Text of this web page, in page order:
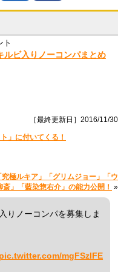
ト
ルビ入りノーコンパまとめ
［最終更新日］2016/11/30
」に付いてくる！
極ルキア」「グリムジョー」「ウ
」「藍染惣右介」の能力公開！ »
りノーコンパを募集しま
pic.twitter.com/mgFSzIFE